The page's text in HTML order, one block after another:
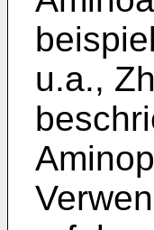
u.a.,